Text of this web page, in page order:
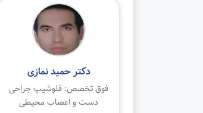
دکتر حمید نمازی
فوق تخصص: فلوشیپ جراحی
دست و اعصاب محیطی